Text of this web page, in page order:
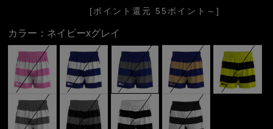
[ポイント還元 55ポイント～]
カラー： ネイビーxグレイ